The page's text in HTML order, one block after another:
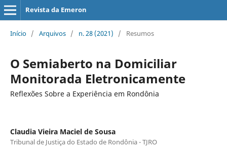
Revista da Emeron
Início / Arquivos / n. 28 (2021) / Resumos
O Semiaberto na Domiciliar
Monitorada Eletronicamente
Reflexões Sobre a Experiência em Rondônia
Claudia Vieira Maciel de Sousa
Tribunal de Justiça do Estado de Rondônia - TJRO